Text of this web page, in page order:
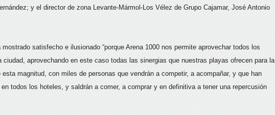
y el director de zona Levante-Mármol-Los Vélez de Grupo Cajamar, José Antonio
satisfecho e ilusionado “porque Arena 1000 nos permite aprovechar todos los
ciudad, aprovechando en este caso todas las sinergias que nuestras playas ofrecen para la
magnitud, con miles de personas que vendrán a competir, a acompañar, y que han
en todos los hoteles, y saldrán a comer, a comprar y en definitiva a tener una repercusión